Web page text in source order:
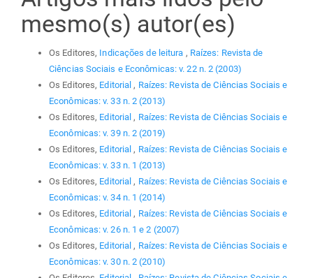
mesmo(s) autor(es)
Os Editores, Indicações de leitura , Raízes: Revista de
Ciências Sociais e Econômicas: v. 22 n. 2 (2003)
Os Editores, Editorial, Raízes: Revista de Ciências Sociais e
Econômicas: v. 33 n. 2 (2013)
Os Editores, Editorial, Raízes: Revista de Ciências Sociais e
Econômicas: v. 39 n. 2 (2019)
Os Editores, Editorial, Raízes: Revista de Ciências Sociais e
Econômicas: v. 33 n. 1 (2013)
Os Editores, Editorial, Raízes: Revista de Ciências Sociais e
Econômicas: v. 34 n. 1 (2014)
Os Editores, Editorial, Raízes: Revista de Ciências Sociais e
Econômicas: v. 26 n. 1 e 2 (2007)
Os Editores, Editorial, Raízes: Revista de Ciências Sociais e
Econômicas: v. 30 n. 2 (2010)